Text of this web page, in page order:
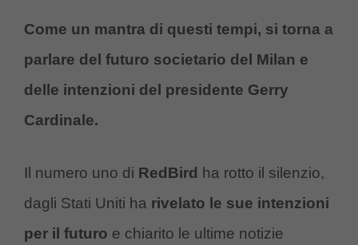
Come un mantra di questi tempi, si torna a
parlare del futuro societario del Milan e
delle intenzioni del presidente Gerry
Cardinale.
Il numero uno di RedBird ha rotto il silenzio,
dagli Stati Uniti ha rivelato le sue intenzioni
per il futuro e chiarito le ultime notizie